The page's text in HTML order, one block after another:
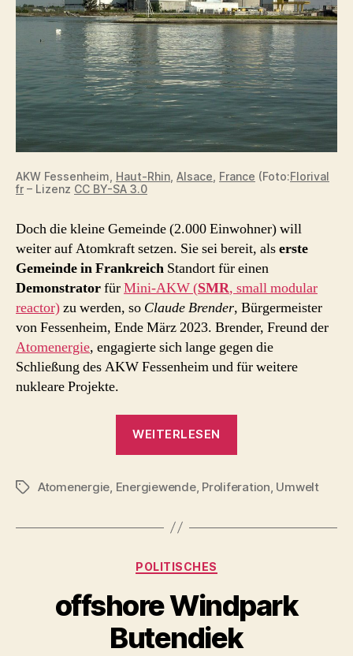
AKW Fessenheim, Haut-Rhin Alsace France (Foto:Florival
fr – Lizenz CC BY-SA 3.0
Doch die kleine Gemeinde (2.000 Einwohner) will
weiter auf Atomkraft setzen. Sie sei bereit, alserste
Gemeinde in Frankreich Standort für einen
DemonstratorfürMini-AKW (SMR, small modular
reactor)zu werden, so Claude Brender, Bürgermeister
von Fessenheim, Ende März 2023. Brender, Freund der
Atomenergie, engagierte sich lange gegen die
Schließung des AKW Fessenheim und für weitere
nukleare Projekte.
WEITERLESEN
Fessenheim?
nach
AKW
bald
Mini-
Schlagwörter
Atomenergie Energiewende, Proliferation Umwelt
Kategorien
POLITISCHES
offshore Windpark
Butendiek